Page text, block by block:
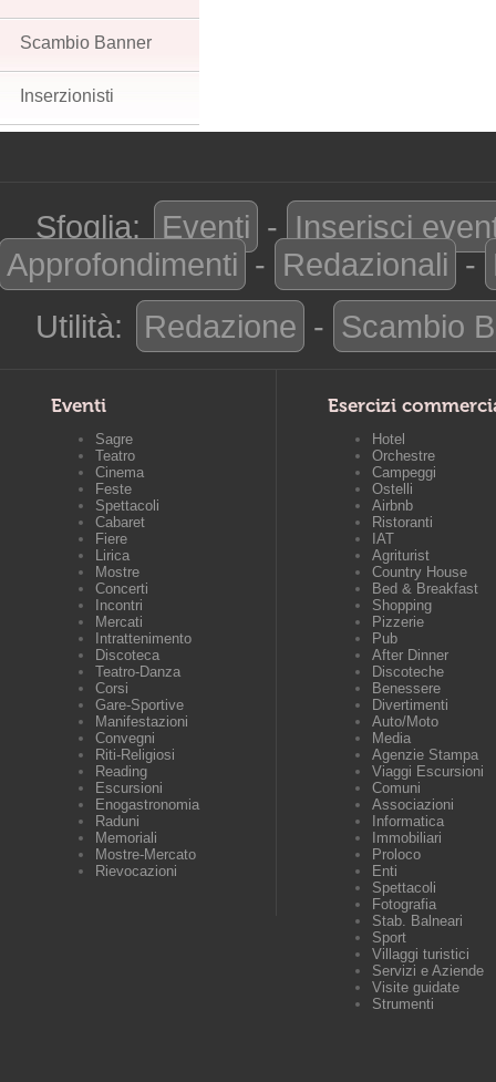
Scambio Banner
Inserzionisti
Sfoglia: Eventi - Inserisci
Approfondimenti - Redazionali -
Utilità:
Redazione - Scambio
Eventi
Sagre
Teatro
Cinema
Feste
Spettacoli
Cabaret
Fiere
Lirica
Mostre
Concerti
Incontri
Mercati
Intrattenimento
Discoteca
Teatro-Danza
Corsi
Gare-Sportive
Manifestazioni
Convegni
Riti-Religiosi
Reading
Escursioni
Enogastronomia
Raduni
Memoriali
Mostre-Mercato
Rievocazioni
Esercizi
Hotel
Orchestre
Campeggi
Ostelli
Airbnb
Ristoranti
IAT
Agriturist
Country House
Bed & Breakfast
Shopping
Pizzerie
Pub
After Dinner
Discoteche
Benessere
Divertimenti
Auto/Moto
Media
Agenzie Stampa
Viaggi Escursioni
Comuni
Associazioni
Informatica
Immobiliari
Proloco
Enti
Spettacoli
Fotografia
Stab. Balneari
Sport
Villaggi turistici
Servizi e Aziende
Visite guidate
Strumenti